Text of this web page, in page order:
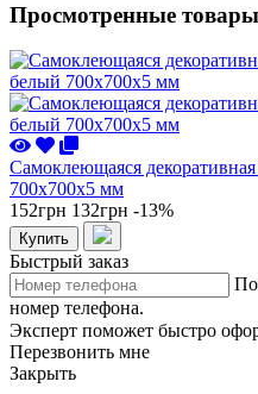
Просмотренные товары
Самоклеющаяся
700x700x5 мм
152грн 132грн -13%
Купить
Быстрый заказ
номер телефона.
Эксперт поможет быстро
Перезвонить мне
Закрыть